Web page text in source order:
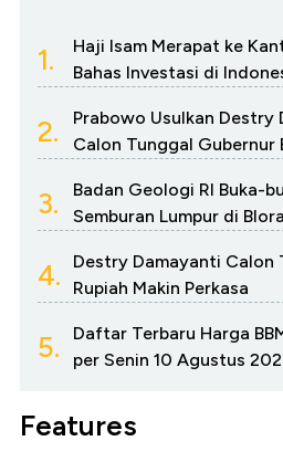
1.
Haji Isam Merapat ke
Bahas Investasi di
2.
Prabowo Usulkan Destry
Calon Tunggal Gubernur
3.
Badan Geologi RI Buka-
Semburan Lumpur di Blora
4.
Destry Damayanti Calon
Rupiah Makin Perkasa
5.
Daftar Terbaru Harga
per Senin 10 Agustus
Features